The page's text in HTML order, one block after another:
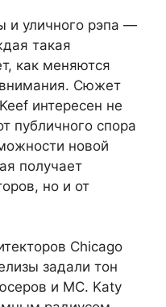
и уличного рэпа —
такая
как меняются
Сюжет
интересен не
публичного спора
новой
получает
но и от
Chicago
задали тон
и MC. Katy